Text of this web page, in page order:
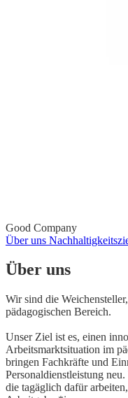
Good Company
Über uns
Über uns
Wir sind die
pädagogischen Bereich.
Unser Ziel ist es, einen
Arbeitsmarktsituation im
bringen Fachkräfte und
Personaldienstleistung
die tagäglich dafür